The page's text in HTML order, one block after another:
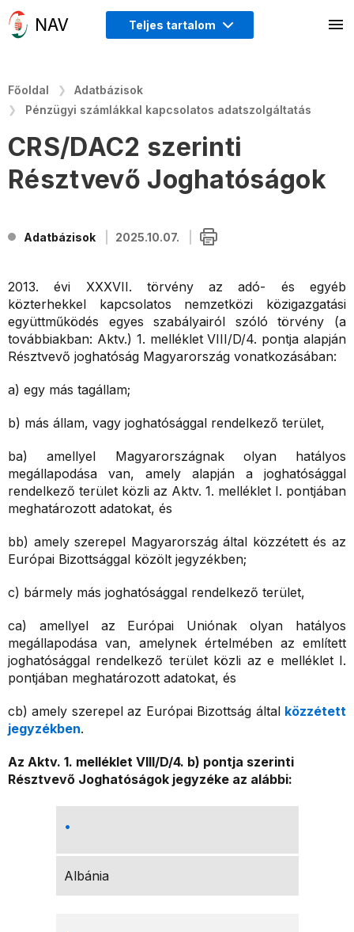
Teljes tartalom
Főoldal
Adatbázisok
Pénzügyi számlákkal kapcsolatos adatszolgáltatás
CRS/DAC2 szerinti
Résztvevő Joghatóságok
Adatbázisok 2025.10.07.
2013. évi XXXVII. törvény az adó- és egyéb
közterhekkel kapcsolatos nemzetközi közigazgatási
együttműködés egyes szabályairól szóló törvény (a
továbbiakban: Aktv.) 1. melléklet VIII/D/4. pontja alapján
Résztvevő joghatóság Magyarország vonatkozásában:
a) egy más tagállam;
b) más állam, vagy joghatósággal rendelkező terület,
ba) amellyel Magyarországnak olyan hatályos
megállapodása van, amely alapján a joghatósággal
rendelkező terület közli az Aktv. 1. melléklet I. pontjában
meghatározott adatokat, és
bb) amely szerepel Magyarország által közzétett és az
Európai Bizottsággal közölt jegyzékben;
c) bármely más joghatósággal rendelkező terület,
ca) amellyel az Európai Uniónak olyan hatályos
megállapodása van, amelynek értelmében az említett
joghatósággal rendelkező terület közli az e melléklet I.
pontjában meghatározott adatokat, és
cb) amely szerepel az Európai Bizottság által közzétett
jegyzékben.
Az Aktv. 1. melléklet VIII/D/4. b) pontja szerinti
Résztvevő Joghatóságok jegyzéke az alábbi:
Albánia